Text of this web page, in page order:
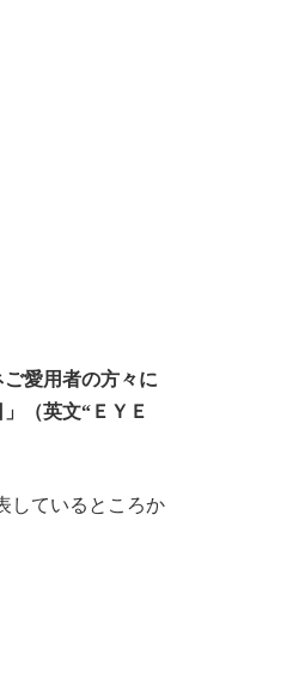
愛用者の方々に
（英文“ＥＹＥ
しているところか